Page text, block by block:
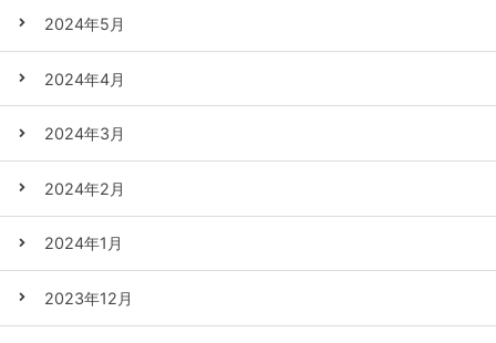
2024年5月
2024年4月
2024年3月
2024年2月
2024年1月
2023年12月